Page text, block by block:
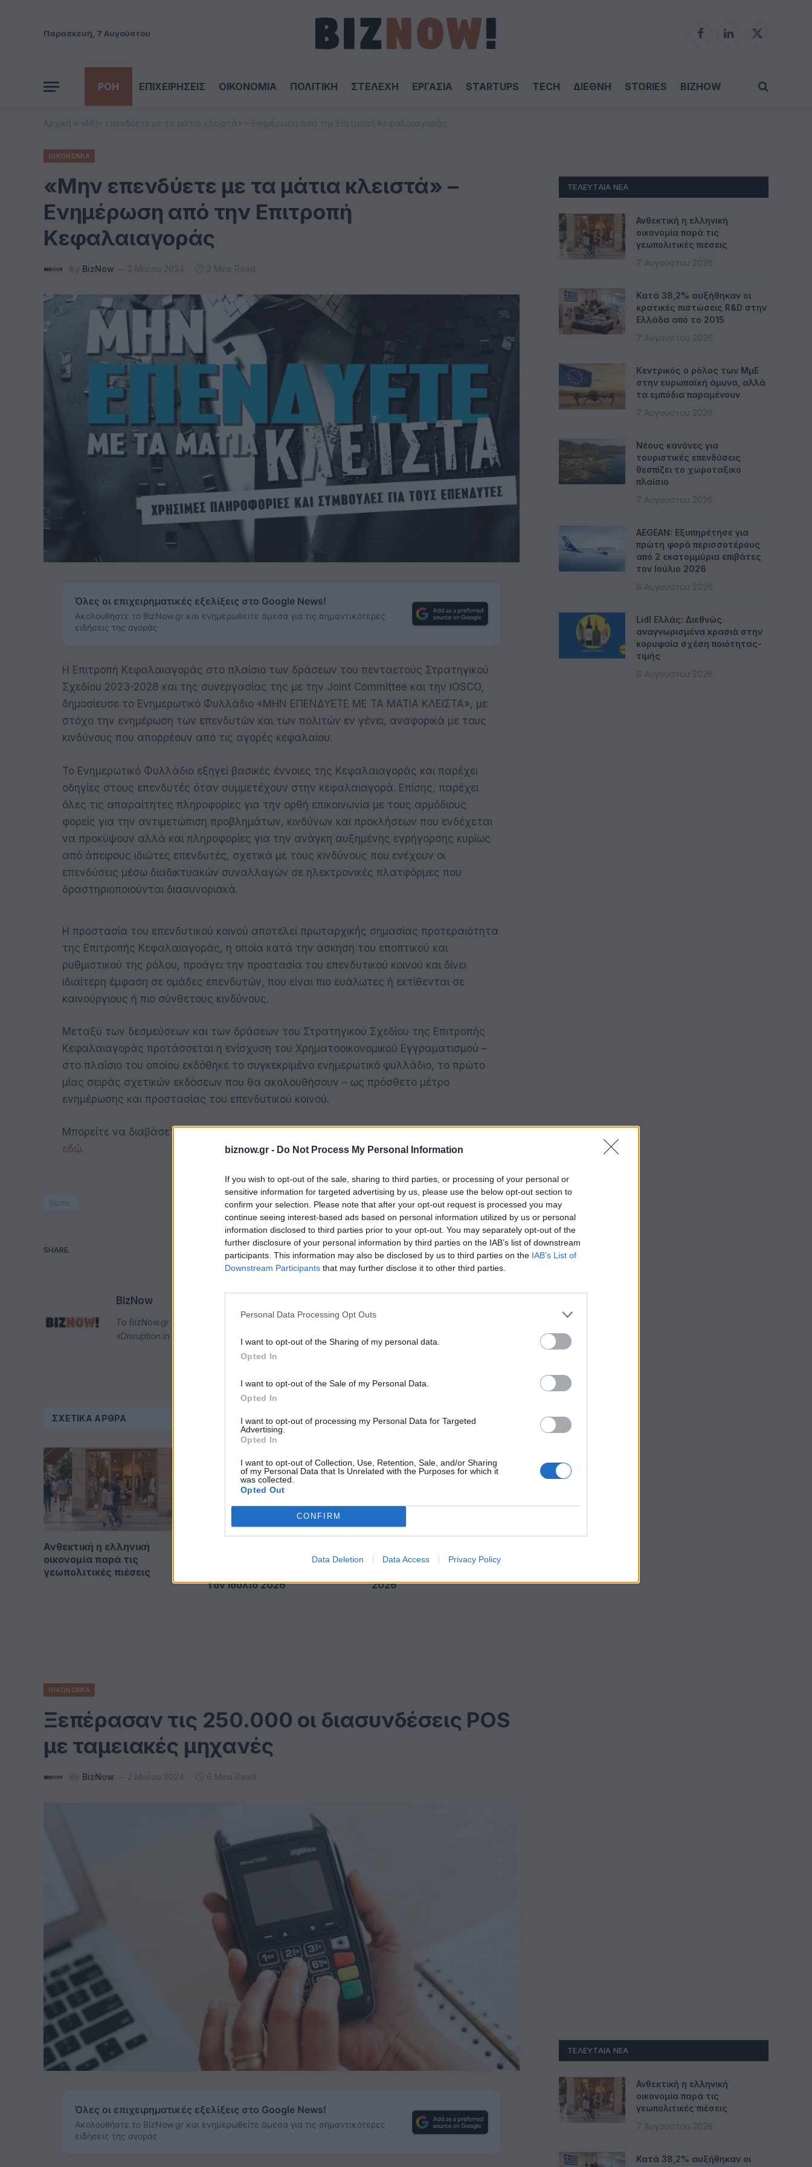
biznow.gr - Do Not Process My Personal Information
If you wish to opt-out of the sale, sharing to third parties, or processing of your personal or
sensitive information for targeted advertising by us, please use the below opt-out section to
confirm your selection. Please note that after your opt-out request is processed you may
continue seeing interest-based ads based on personal information utilized by us or personal
information disclosed to third parties prior to your opt-out. You may separately opt-out of the
further disclosure of your personal information by third parties on the IAB’s list of downstream
participants. This information may also be disclosed by us to third parties on the IAB’s List of
Downstream Participants that may further disclose it to other third parties.
Personal Data Processing Opt Outs
I want to opt-out of the Sharing of my personal data.
Opted In
I want to opt-out of the Sale of my Personal Data.
Opted In
I want to opt-out of processing my Personal Data for Targeted
Advertising.
Opted In
I want to opt-out of Collection, Use, Retention, Sale, and/or Sharing
of my Personal Data that Is Unrelated with the Purposes for which it
was collected.
Opted Out
CONFIRM
Data Deletion Data Access Privacy Policy
Παρασκευή, 7 Αυγούστου
FacebookLinkedIn
X
ΡΟΗ ΕΠΙΧΕΙΡΗΣΕΙΣ ΟΙΚΟΝΟΜΙΑ ΠΟΛΙΤΙΚΗ ΣΤΕΛΕΧΗ ΕΡΓΑΣΙΑ STARTUPS TECH ΔΙΕΘΝΗ STORIES BIZHOW
Αρχική
ΟΙΚΟΝΟΜΙΑ
«Μην επενδύετε με τα μάτια κλειστά» –
Ενημέρωση από την Επιτροπή
Κεφαλαιαγοράς
By BizNow 2 Μαΐου 2024 2 Mins Read
Όλες οι επιχειρηματικές εξελίξεις στο Google News!
Ακολουθήστε το BizNow.gr και ενημερωθείτε άμεσα για τις σημαντικότερες
ειδήσεις της αγοράς
Η Επιτροπή Κεφαλαιαγοράς στο πλαίσιο των δράσεων του πενταετούς Στρατηγικού
Σχεδίου 2023-2028 και της συνεργασίας της με την Joint Committee και την IOSCO,
δημοσίευσε το Ενημερωτικό Φυλλάδιο «ΜΗΝ ΕΠΕΝΔΥΕΤΕ ΜΕ ΤΑ ΜΑΤΙΑ ΚΛΕΙΣΤΑ», με
στόχο την ενημέρωση των επενδυτών και των πολιτών εν γένει, αναφορικά με τους
κινδύνους που απορρέουν από τις αγορές κεφαλαίου.
Το Ενημερωτικό Φυλλάδιο εξηγεί βασικές έννοιες της Κεφαλαιαγοράς και παρέχει
οδηγίες στους επενδυτές όταν συμμετέχουν στην κεφαλαιαγορά. Επίσης, παρέχει
όλες τις απαραίτητες πληροφορίες για την ορθή επικοινωνία με τους αρμόδιους
φορείς για την αντιμετώπιση προβλημάτων, κινδύνων και προκλήσεων που ενδέχεται
να προκύψουν αλλά και πληροφορίες για την ανάγκη αυξημένης εγρήγορσης κυρίως
από άπειρους ιδιώτες επενδυτές, σχετικά με τους κινδύνους που ενέχουν οι
επενδύσεις μέσω διαδικτυακών συναλλαγών σε ηλεκτρονικές πλατφόρμες που
δραστηριοποιούνται διασυνοριακά.
H προστασία του επενδυτικού κοινού αποτελεί πρωταρχικής σημασίας προτεραιότητα
της Επιτροπής Κεφαλαιαγοράς, η οποία κατά την άσκηση του εποπτικού και
ρυθμιστικού της ρόλου, προάγει την προστασία του επενδυτικού κοινού και δίνει
ιδιαίτερη έμφαση σε ομάδες επενδυτών, που είναι πιο ευάλωτες ή εκτίθενται σε
καινούργιους ή πιο σύνθετους κινδύνους.
Μεταξύ των δεσμεύσεων και των δράσεων του Στρατηγικού Σχεδίου της Επιτροπής
Κεφαλαιαγοράς προτάσσεται η ενίσχυση του Χρηματοοικονομικού Εγγραματισμού –
στο πλαίσιο του οποίου εκδόθηκε το συγκεκριμένο ενημερωτικό φυλλάδιο, το πρώτο
μίας σειράς σχετικών εκδόσεων που θα ακολουθήσουν – ως πρόσθετο μέτρο
ενημέρωσης και προστασίας του επενδυτικού κοινού.
Μπορείτε να διαβάσετε και να εκτυπώσετε το Ενημερωτικό Φυλλάδιο σε μορφή PDF
εδώ.
hcmc
SHARE.
Facebook Twitter LinkedIn Email Reddit Telegram WhatsApp
BizNow
Το BizNow.gr είναι αφιερωμένο στην ενδυνάμωση των επιχειρήσεων, βάσει της λογικής
«Disruption in Action»
ΣΧΕΤΙΚΆ ΆΡΘΡΑ
Ανθεκτική η ελληνική
οικονομία παρά τις
γεωπολιτικές πιέσεις
πρώτη φορά περισσοτέρους
τον Ιούλιο 2026
ανάπτυξης και νέα ρεκόρ
2026
ΤΕΛΕΥΤΑΊΑ ΝΈΑ
Ανθεκτική η ελληνική
οικονομία παρά τις
γεωπολιτικές πιέσεις
7 Αυγούστου 2026
Κατά 38,2% αυξήθηκαν οι
κρατικές πιστώσεις R&D στην
Ελλάδα από το 2015
7 Αυγούστου 2026
Κεντρικός ο ρόλος των ΜμΕ
στην ευρωπαϊκή άμυνα, αλλά
τα εμπόδια παραμένουν
7 Αυγούστου 2026
Νέους κανόνες για
τουριστικές επενδύσεις
θεσπίζει το χωροταξικό
πλαίσιο
7 Αυγούστου 2026
AEGEAN: Εξυπηρέτησε για
πρώτη φορά περισσοτέρους
από 2 εκατομμύρια επιβάτες
τον Ιούλιο 2026
6 Αυγούστου 2026
Lidl Ελλάς: Διεθνώς
αναγνωρισμένα κρασιά στην
κορυφαία σχέση ποιότητας-
τιμής
6 Αυγούστου 2026
ΟΙΚΟΝΟΜΙΑ
Ξεπέρασαν τις 250.000 οι διασυνδέσεις POS
με ταμειακές μηχανές
By BizNow 2 Μαΐου 2024 6 Mins Read
Όλες οι επιχειρηματικές εξελίξεις στο Google News!
Ακολουθήστε το BizNow.gr και ενημερωθείτε άμεσα για τις σημαντικότερες
ειδήσεις της αγοράς
ΤΕΛΕΥΤΑΊΑ ΝΈΑ
Ανθεκτική η ελληνική
οικονομία παρά τις
γεωπολιτικές πιέσεις
7 Αυγούστου 2026
Κατά 38,2% αυξήθηκαν οι